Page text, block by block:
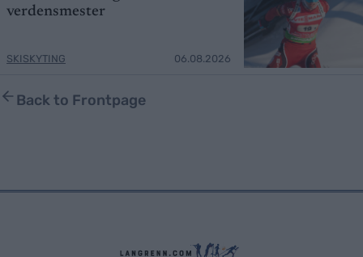
verdensmester
SKISKYTING 06.08.2026
Back to Frontpage